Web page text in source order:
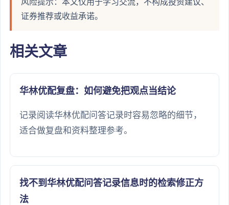
风险提示：本文仅用于学习交流，不构成投资建议、
证券推荐或收益承诺。
相关文章
华林优配复盘：如何避免把观点当结论
记录阅读华林优配问答记录时容易忽略的细节，
适合做复盘和资料整理参考。
找不到华林优配问答记录信息时的检索修正方
法